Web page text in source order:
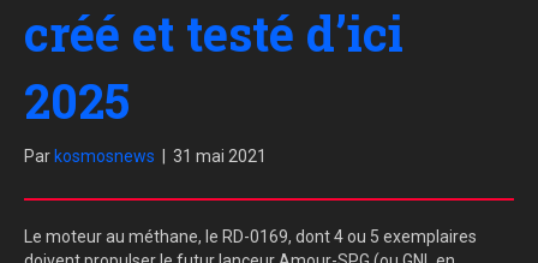
créé et testé d’ici
2025
Par kosmosnews 31 mai 2021
Le moteur au méthane, le RD-0169, dont 4 ou 5 exemplaires